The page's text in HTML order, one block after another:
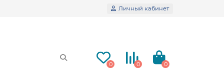
Личный кабинет
0 0 0